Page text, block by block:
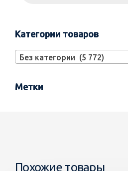
Категории товаров
Без категории (5 772)
Метки
Похожие товары